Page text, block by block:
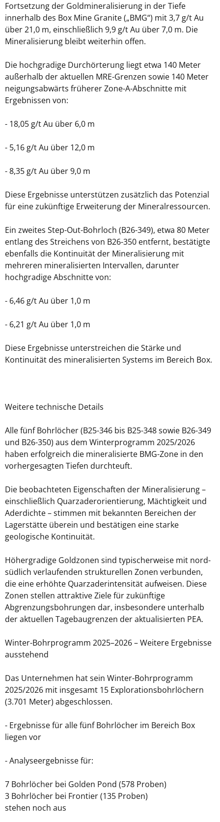
Fortsetzung der Goldmineralisierung in der Tiefe
innerhalb des Box Mine Granite („BMG“) mit 3,7 g/t Au
über 21,0 m, einschließlich 9,9 g/t Au über 7,0 m. Die
Mineralisierung bleibt weiterhin offen.
Die hochgradige Durchörterung liegt etwa 140 Meter
außerhalb der aktuellen MRE-Grenzen sowie 140 Meter
neigungsabwärts früherer Zone-A-Abschnitte mit
Ergebnissen von:
- 18,05 g/t Au über 6,0 m
- 5,16 g/t Au über 12,0 m
- 8,35 g/t Au über 9,0 m
Diese Ergebnisse unterstützen zusätzlich das Potenzial
für eine zukünftige Erweiterung der Mineralressourcen.
Ein zweites Step-Out-Bohrloch (B26-349), etwa 80 Meter
entlang des Streichens von B26-350 entfernt, bestätigte
ebenfalls die Kontinuität der Mineralisierung mit
mehreren mineralisierten Intervallen, darunter
hochgradige Abschnitte von:
- 6,46 g/t Au über 1,0 m
- 6,21 g/t Au über 1,0 m
Diese Ergebnisse unterstreichen die Stärke und
Kontinuität des mineralisierten Systems im Bereich Box.
Weitere technische Details
Alle fünf Bohrlöcher (B25-346 bis B25-348 sowie B26-349
und B26-350) aus dem Winterprogramm 2025/2026
haben erfolgreich die mineralisierte BMG-Zone in den
vorhergesagten Tiefen durchteuft.
Die beobachteten Eigenschaften der Mineralisierung –
einschließlich Quarzaderorientierung, Mächtigkeit und
Aderdichte – stimmen mit bekannten Bereichen der
Lagerstätte überein und bestätigen eine starke
geologische Kontinuität.
Höhergradige Goldzonen sind typischerweise mit nord-
südlich verlaufenden strukturellen Zonen verbunden,
die eine erhöhte Quarzaderintensität aufweisen. Diese
Zonen stellen attraktive Ziele für zukünftige
Abgrenzungsbohrungen dar, insbesondere unterhalb
der aktuellen Tagebaugrenzen der aktualisierten PEA.
Winter-Bohrprogramm 2025–2026 – Weitere Ergebnisse
ausstehend
Das Unternehmen hat sein Winter-Bohrprogramm
2025/2026 mit insgesamt 15 Explorationsbohrlöchern
(3.701 Meter) abgeschlossen.
- Ergebnisse für alle fünf Bohrlöcher im Bereich Box
liegen vor
- Analyseergebnisse für:
7 Bohrlöcher bei Golden Pond (578 Proben)
3 Bohrlöcher bei Frontier (135 Proben)
stehen noch aus